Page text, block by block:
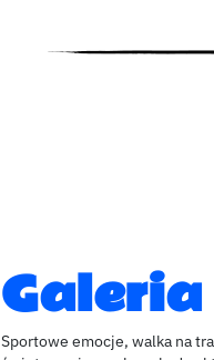
Sportowe emocje, walka na